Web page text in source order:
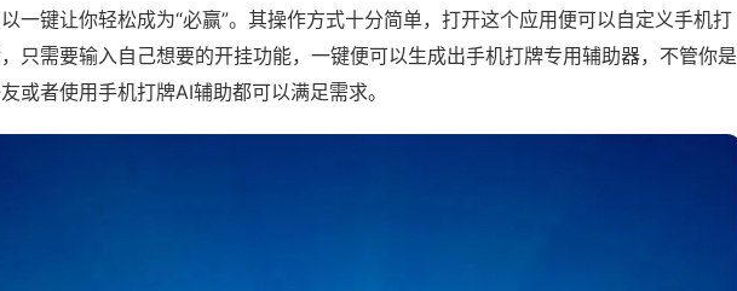
一键让你轻松成为“必赢”。其操作方式十分简单，打开这个应用便可以自定义手机打
只需要输入自己想要的开挂功能，一键便可以生成出手机打牌专用辅助器，不管你是
或者使用手机打牌AI辅助都可以满足需求。